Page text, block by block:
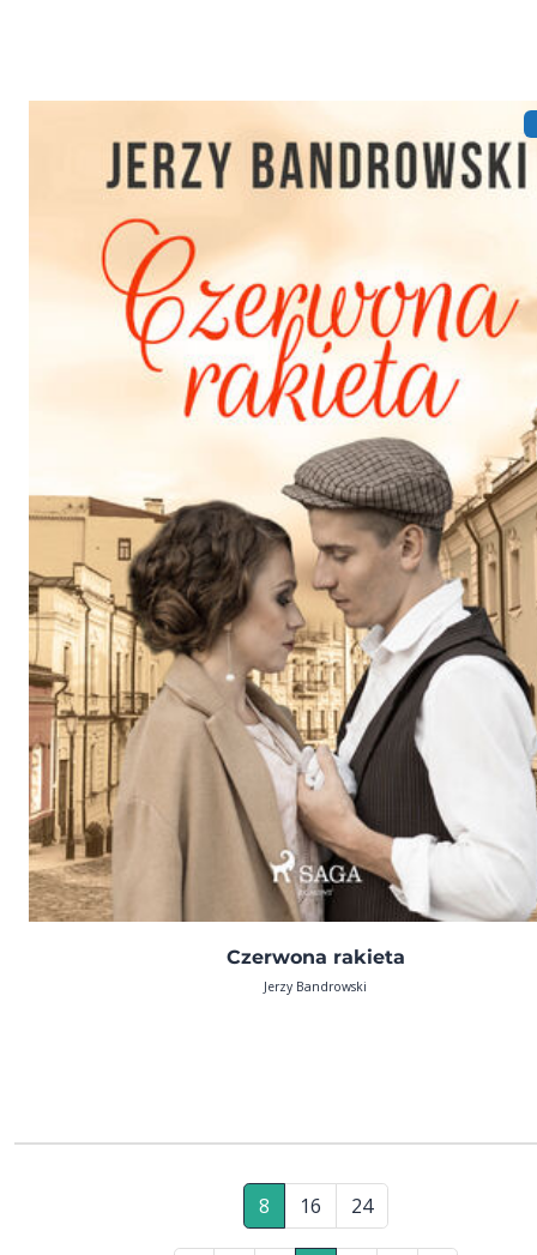
Czerwona rakieta
Jerzy Bandrowski
8 16 24